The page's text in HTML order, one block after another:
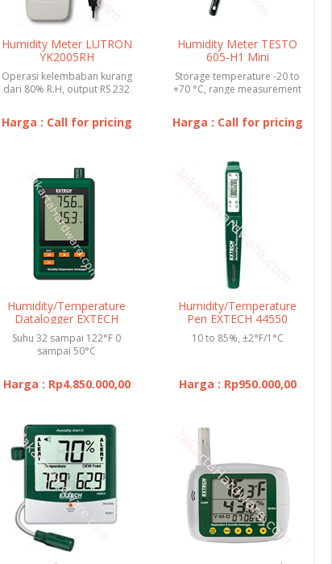
Humidity Meter LUTRON
YK2005RH
Operasi kelembaban kurang
dari 80% R.H, output RS 232
Harga : Call for pricing
Humidity Meter TESTO
605-H1 Mini
Thermohygrom
Storage temperature -20 to
+70 °C, range measurement
Harga : Call for pricing
Humidity/Temperature
Datalogger EXTECH
SD500
Suhu 32 sampai 122°F 0
sampai 50°C
Harga : Rp4.850.000,00
Humidity/Temperature
Pen EXTECH 44550
10 to 85%, ±2°F/1°C
Harga : Rp950.000,00